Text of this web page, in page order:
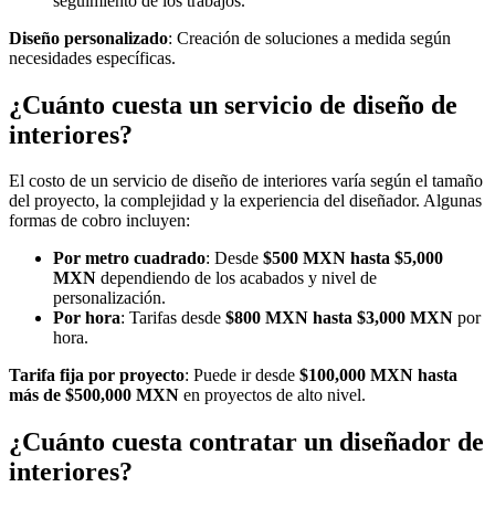
Diseño personalizado: Creación de soluciones a medida según
necesidades específicas.
¿Cuánto cuesta un servicio de diseño de
interiores?
El costo de un servicio de diseño de interiores varía según el tamaño
del proyecto, la complejidad y la experiencia del diseñador. Algunas
formas de cobro incluyen:
Por metro cuadrado: Desde $500 MXN hasta $5,000
MXN dependiendo de los acabados y nivel de
personalización.
Por hora: Tarifas desde $800 MXN hasta $3,000 MXN por
hora.
Tarifa fija por proyecto: Puede ir desde $100,000 MXN hasta
más de $500,000 MXN en proyectos de alto nivel.
¿Cuánto cuesta contratar un diseñador de
interiores?